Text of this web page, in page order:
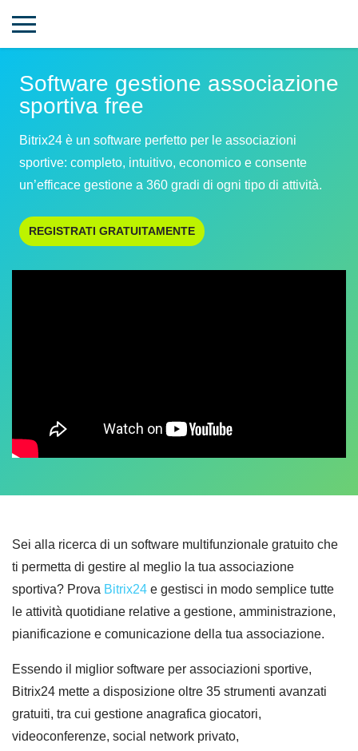
Software gestione associazione
sportiva free
Bitrix24 è un software perfetto per le associazioni
sportive: completo, intuitivo, economico e consente
un’efficace gestione a 360 gradi di ogni tipo di attività.
REGISTRATI GRATUITAMENTE
Sei alla ricerca di un software multifunzionale gratuito che
ti permetta di gestire al meglio la tua associazione
sportiva? Prova Bitrix24 e gestisci in modo semplice tutte
le attività quotidiane relative a gestione, amministrazione,
pianificazione e comunicazione della tua associazione.
Essendo il miglior software per associazioni sportive,
Bitrix24 mette a disposizione oltre 35 strumenti avanzati
gratuiti, tra cui gestione anagrafica giocatori,
videoconferenze, social network privato,